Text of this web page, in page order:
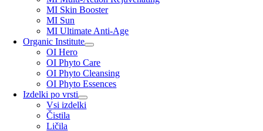
MI Skin Booster
MI Sun
MI Ultimate Anti-Age
Organic Institute
OI Hero
OI Phyto Care
OI Phyto Cleansing
OI Phyto Essences
Izdelki po vrsti
Vsi izdelki
Čistila
Ličila